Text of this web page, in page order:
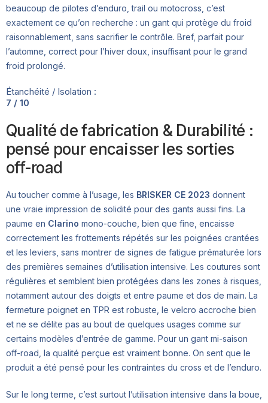
beaucoup de pilotes d’enduro, trail ou motocross, c’est
exactement ce qu’on recherche : un gant qui protège du froid
raisonnablement, sans sacrifier le contrôle. Bref, parfait pour
l’automne, correct pour l’hiver doux, insuffisant pour le grand
froid prolongé.
Étanchéité / Isolation :
7 / 10
Qualité de fabrication & Durabilité :
pensé pour encaisser les sorties
off-road
Au toucher comme à l’usage, les BRISKER CE 2023 donnent
une vraie impression de solidité pour des gants aussi fins. La
paume en Clarino mono-couche, bien que fine, encaisse
correctement les frottements répétés sur les poignées crantées
et les leviers, sans montrer de signes de fatigue prématurée lors
des premières semaines d’utilisation intensive. Les coutures sont
régulières et semblent bien protégées dans les zones à risques,
notamment autour des doigts et entre paume et dos de main. La
fermeture poignet en TPR est robuste, le velcro accroche bien
et ne se délite pas au bout de quelques usages comme sur
certains modèles d’entrée de gamme. Pour un gant mi-saison
off-road, la qualité perçue est vraiment bonne. On sent que le
produit a été pensé pour les contraintes du cross et de l’enduro.
Sur le long terme, c’est surtout l’utilisation intensive dans la boue,